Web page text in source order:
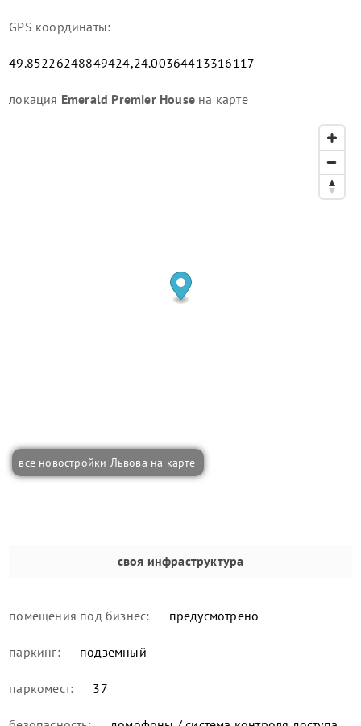
GPS координаты:
49.85226248849424,24.00364413316117
локация Emerald Premier House на карте
все новостройки Львова на карте
своя инфраструктура
помещения под бизнес: предусмотрено
паркинг: подземный
паркомест: 37